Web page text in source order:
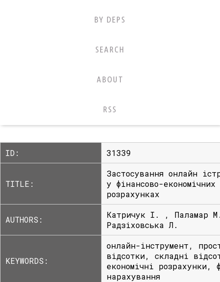
BY DEPS
SEARCH
ABOUT
RSS
ID: 31339
TITLE:
Застосування онлайн
у фінансово-економічних
розрахунках
AUTHORS:
Катричук І. , Паламар
Радзіховська Л.
KEYWORDS:
онлайн-інструмент,
відсотки, складні
економічні розрахунки,
нарахування